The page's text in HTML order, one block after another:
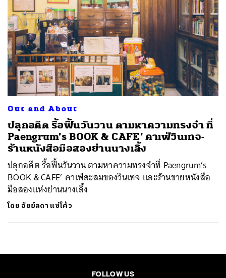
Out and About
ปลุกอดีต รื้อฟื้นวันวาน ตามหาความทรงจำ ที่
Paengrum’s BOOK & CAFE’ คาเฟ่วินเทจ-
ร้านหนังสือมือสองย่านนางเลิ้ง
ปลุกอดีต รื้อฟื้นวันวาน ตามหาความทรงจำที่ Paengrum’s
BOOK & CAFE’ คาเฟ่สะสมของวินเทจ และร้านขายหนังสือ
มือสองแห่งย่านนางเลิ้ง
โดย อัยย์ลดา แซ่โค้ว
FOLLOW US
ค้นหา
SHARE TWEET LINE EMAIL